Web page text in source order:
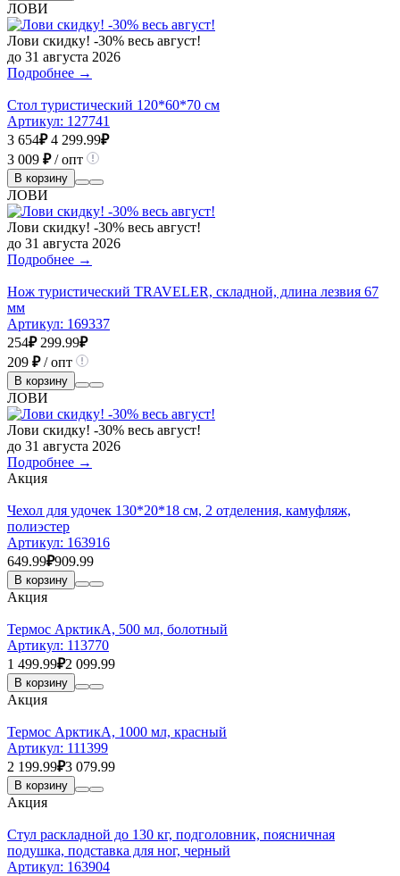
ЛОВИ
Лови скидку! -30% весь август!
до 31 августа 2026
Подробнее →
Стол туристический 120*60*70 см
Артикул: 127741
3 654₽ 4 299.99₽
3 009 ₽/ опт
В корзину
ЛОВИ
Лови скидку! -30% весь август!
до 31 августа 2026
Подробнее →
Нож туристический TRAVELER, складной, длина лезвия 67
мм
Артикул: 169337
254₽ 299.99₽
209 ₽/ опт
В корзину
ЛОВИ
Лови скидку! -30% весь август!
до 31 августа 2026
Подробнее →
Акция
Чехол для удочек 130*20*18 см, 2 отделения, камуфляж,
полиэстер
Артикул: 163916
649.99₽909.99
В корзину
Акция
Термос АрктикА, 500 мл, болотный
Артикул: 113770
1 499.99₽2 099.99
В корзину
Акция
Термос АрктикА, 1000 мл, красный
Артикул: 111399
2 199.99₽3 079.99
В корзину
Акция
Стул раскладной до 130 кг, подголовник, поясничная
подушка, подставка для ног, черный
Артикул: 163904